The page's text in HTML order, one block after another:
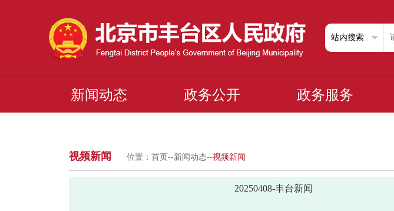
新闻动态 政务公开 政务服务
视频新闻 位置： 首页 --新闻动态--视频新闻
20250408-丰台新闻